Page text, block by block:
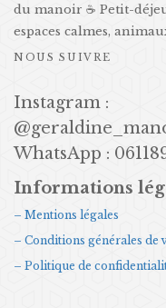
du manoir ☕ Petit-
espaces calmes,
NOUS SUIVRE
Instagram :
WhatsApp :
Informations
– Mentions légales
– Conditions générales de
– Politique de